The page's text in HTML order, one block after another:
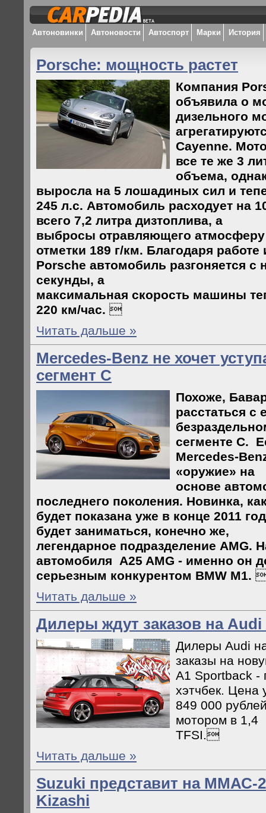
Автоновинки Автоновости Автоспорт Марки История
Porsche: мощность растет
Компания
объявила о
дизельного
Cayenne.
все те же 3
объема,
выросла на 5 лошадиных сил и
245 л.с. Автомобиль расходует на
всего 7,2 литра дизтоплива, а
выбросы отравляющего
отметки 189 г/км. Благодаря
Porsche автомобиль разгоняется с
секунды, а
максимальная скорость машины
220 км/час. 
Читать дальше »
Mercedes-Benz не хочет
сегмент С
Похоже,
расстаться с
сегменте С.
Mercedes-
«оружие» на
основе
последнего поколения. Новинка,
будет показана уже в конце 2011
будет заниматься, конечно же,
легендарное подразделение AMG.
автомобиля A25 AMG - именно он
серьезным конкурентом BMW M1.
Читать дальше »
Дилеры ждут заказов на
Дилеры Audi
заказы на
A1 Sportback -
хэтчбек. Цена
849 000
мотором в 1,4
TFSI.
Читать дальше »
Suzuki представит на ММАС-
Kizashi